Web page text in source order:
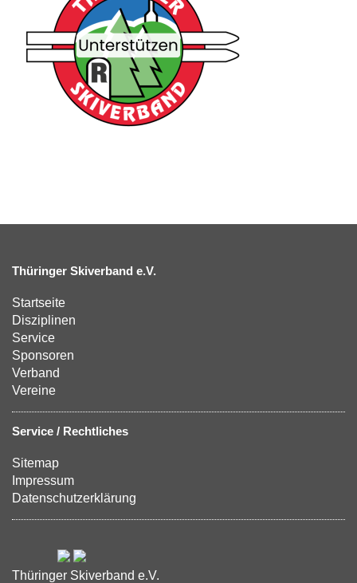
Thüringer Skiverband e.V.
Startseite
Disziplinen
Service
Sponsoren
Verband
Vereine
Service / Rechtliches
Sitemap
Impressum
Datenschutzerklärung
Thüringer Skiverband e.V.